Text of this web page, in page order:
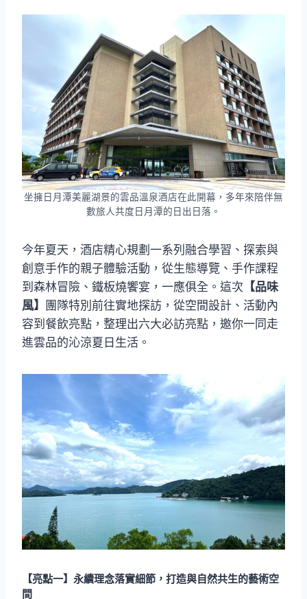
坐擁日月潭美麗湖景的雲品溫泉酒店在此開幕，多年來陪伴無
數旅人共度日月潭的日出日落。
今年夏天，酒店精心規劃一系列融合學習、探索與
創意手作的親子體驗活動，從生態導覽、手作課程
到森林冒險、鐵板燒饗宴，一應俱全。這次 【品味
風】
團隊特別前往實地探訪，從空間設計、活動內
容到餐飲亮點，整理出六大必訪亮點，邀你一同走
進雲品的沁涼夏日生活。
【亮點一】 永續理念落實細節，打造與自然共生的藝術空
間